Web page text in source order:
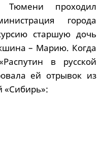
проходил
города
старшую дочь
– Марию. Когда
в русской
ей отрывок из